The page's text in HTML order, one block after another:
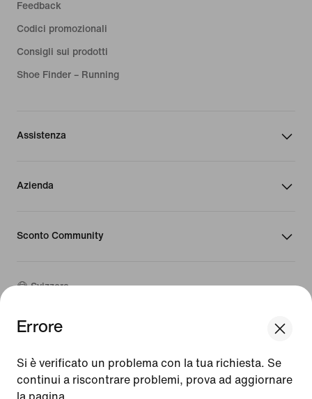
Update your location?
Svizzera
Errore
Si è verificato un problema con la tua richiesta. Se
continui a riscontrare problemi, prova ad aggiornare
la pagina.
Feedback
Codici promozionali
Consigli sui prodotti
Shoe Finder – Running
Assistenza
Azienda
Sconto Community
Svizzera
©2026 Nike, Inc. Tutti i diritti riservati
Condizioni d'uso
Condizioni di vendita
Dati aziendali